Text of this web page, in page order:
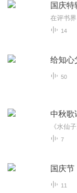
国庆特
14
给知心
50
中秋歌
7
国庆节
11